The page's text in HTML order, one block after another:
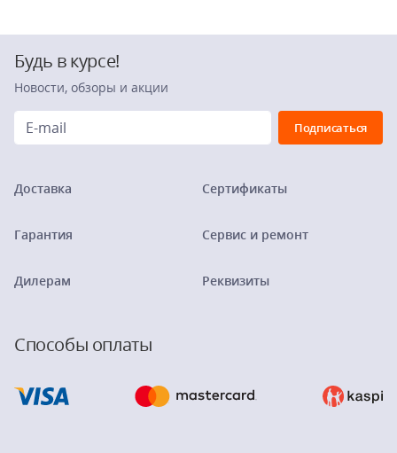
Будь в курсе!
Новости, обзоры и акции
Доставка
Гарантия
Дилерам
Сертификаты
Сервис и ремонт
Реквизиты
Способы оплаты